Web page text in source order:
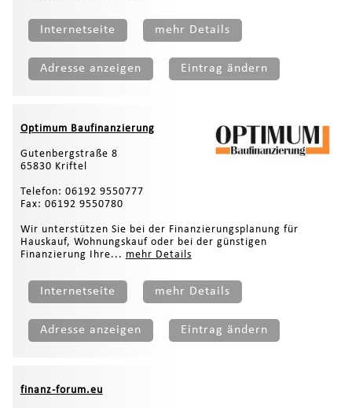
Internetseite mehr Details
Adresse anzeigen Eintrag ändern
Optimum Baufinanzierung
Gutenbergstraße 8
65830 Kriftel
Telefon: 06192 9550777
Fax: 06192 9550780
Wir unterstützen Sie bei der Finanzierungsplanung für
Hauskauf, Wohnungskauf oder bei der günstigen
Finanzierung Ihre... mehr Details
Internetseite mehr Details
Adresse anzeigen Eintrag ändern
finanz-forum.eu